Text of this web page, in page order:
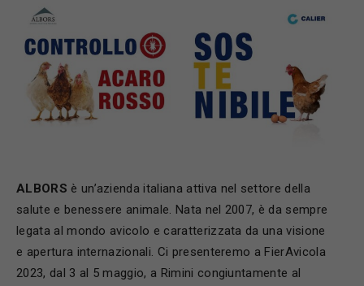
ALBORS è un’azienda italiana attiva nel settore della
salute e benessere animale. Nata nel 2007, è da sempre
legata al mondo avicolo e caratterizzata da una visione
e apertura internazionali. Ci presenteremo a FierAvicola
2023, dal 3 al 5 maggio, a Rimini congiuntamente al